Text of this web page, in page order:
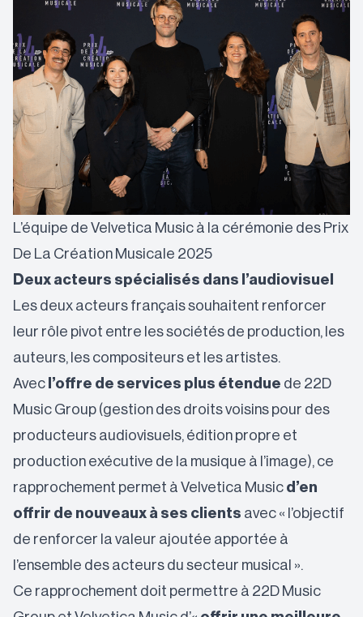
L’équipe de Velvetica Music à la cérémonie des Prix
De La Création Musicale 2025
Deux acteurs spécialisés dans l’audiovisuel
Les deux acteurs français souhaitent renforcer
leur rôle pivot entre les sociétés de production, les
auteurs, les compositeurs et les artistes.
Avec l’offre de services plus étendue de 22D
Music Group (gestion des droits voisins pour des
producteurs audiovisuels, édition propre et
production exécutive de la musique à l’image), ce
rapprochement permet à Velvetica Music d’en
offrir de nouveaux à ses clients avec « l’objectif
de renforcer la valeur ajoutée apportée à
l’ensemble des acteurs du secteur musical ».
Ce rapprochement doit permettre à 22D Music